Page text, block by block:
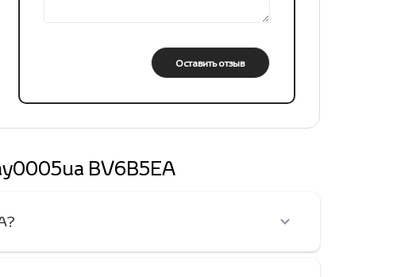
Оставить отзыв
BV6B5EA